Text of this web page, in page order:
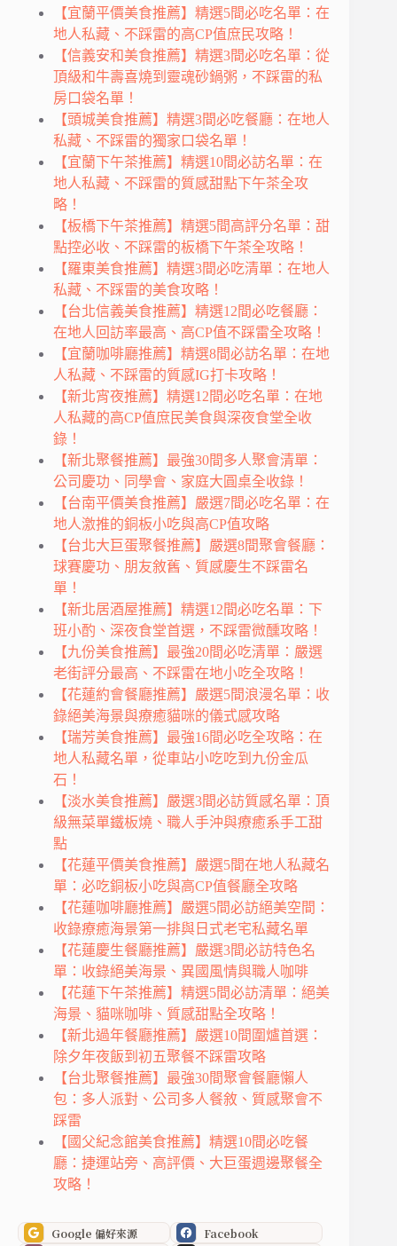
【宜蘭平價美食推薦】精選5間必吃名單：在
地人私藏、不踩雷的高CP值庶民攻略！
【信義安和美食推薦】精選3間必吃名單：從
頂級和牛壽喜燒到靈魂砂鍋粥，不踩雷的私
房口袋名單！
【頭城美食推薦】精選3間必吃餐廳：在地人
私藏、不踩雷的獨家口袋名單！
【宜蘭下午茶推薦】精選10間必訪名單：在
地人私藏、不踩雷的質感甜點下午茶全攻
略！
【板橋下午茶推薦】精選5間高評分名單：甜
點控必收、不踩雷的板橋下午茶全攻略！
【羅東美食推薦】精選3間必吃清單：在地人
私藏、不踩雷的美食攻略！
【台北信義美食推薦】精選12間必吃餐廳：
在地人回訪率最高、高CP值不踩雷全攻略！
【宜蘭咖啡廳推薦】精選8間必訪名單：在地
人私藏、不踩雷的質感IG打卡攻略！
【新北宵夜推薦】精選12間必吃名單：在地
人私藏的高CP值庶民美食與深夜食堂全收
錄！
【新北聚餐推薦】最強30間多人聚會清單：
公司慶功、同學會、家庭大圓桌全收錄！
【台南平價美食推薦】嚴選7間必吃名單：在
地人激推的銅板小吃與高CP值攻略
【台北大巨蛋聚餐推薦】嚴選8間聚會餐廳：
球賽慶功、朋友敘舊、質感慶生不踩雷名
單！
【新北居酒屋推薦】精選12間必吃名單：下
班小酌、深夜食堂首選，不踩雷微醺攻略！
【九份美食推薦】最強20間必吃清單：嚴選
老街評分最高、不踩雷在地小吃全攻略！
【花蓮約會餐廳推薦】嚴選5間浪漫名單：收
錄絕美海景與療癒貓咪的儀式感攻略
【瑞芳美食推薦】最強16間必吃全攻略：在
地人私藏名單，從車站小吃吃到九份金瓜
石！
【淡水美食推薦】嚴選3間必訪質感名單：頂
級無菜單鐵板燒、職人手沖與療癒系手工甜
點
【花蓮平價美食推薦】嚴選5間在地人私藏名
單：必吃銅板小吃與高CP值餐廳全攻略
【花蓮咖啡廳推薦】嚴選5間必訪絕美空間：
收錄療癒海景第一排與日式老宅私藏名單
【花蓮慶生餐廳推薦】嚴選3間必訪特色名
單：收錄絕美海景、異國風情與職人咖啡
【花蓮下午茶推薦】精選5間必訪清單：絕美
海景、貓咪咖啡、質感甜點全攻略！
【新北過年餐廳推薦】嚴選10間圍爐首選：
除夕年夜飯到初五聚餐不踩雷攻略
【台北聚餐推薦】最強30間聚會餐廳懶人
包：多人派對、公司多人餐敘、質感聚會不
踩雷
【國父紀念館美食推薦】精選10間必吃餐
廳：捷運站旁、高評價、大巨蛋週邊聚餐全
攻略！
Google 偏好來源 Facebook